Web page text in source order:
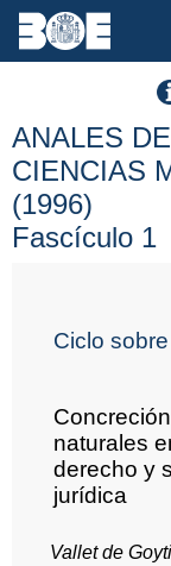
ANALES
CIENCIAS
(1996)
Fascículo 1
Ciclo
naturales
derecho y
jurídica
Vallet de